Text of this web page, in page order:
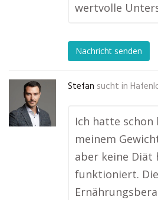
wertvolle
Nachricht senden
Stefan sucht in
Ich hatte
meinem
aber keine
funktioniert. Die